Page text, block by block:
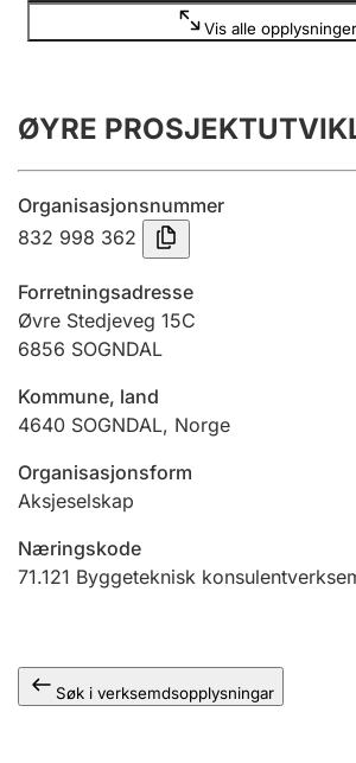
Årsrekneskap
Innsending og forseinkingsgebyr
Jeger
Ektepaktrettleiaren
Andre tema
Vis alle opplysninger
ØYRE
Organisasjonsnummer
832 998 362
Forretningsadresse
Øvre Stedjeveg 15C
6856 SOGNDAL
Kommune, land
4640 SOGNDAL, Norge
Organisasjonsform
Aksjeselskap
Næringskode
71.121 Byggeteknisk
Søk i verksemdsopplysningar